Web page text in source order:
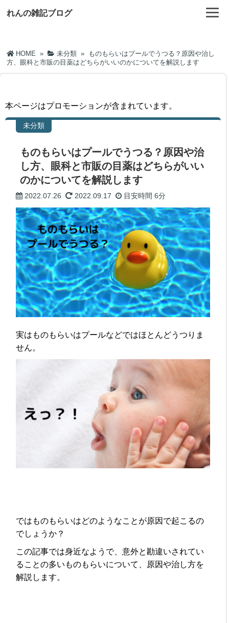
れんの雑記ブログ
HOME » 未分類 »
ものもらいはプールでうつる？原因や治し
方、眼科と市販の目薬はどちらがいいのかについてを解説します
本ページはプロモーションが含まれています。
未分類
ものもらいはプールでうつる？原因や治
し方、眼科と市販の目薬はどちらがいい
のかについてを解説します
2022.07.26 2022.09.17 目安時間6分
実はものもらいはプールなどではほとんどうつりま
せん。
ではものもらいはどのようなことが原因で起こるの
でしょうか？
この記事では身近なようで、意外と勘違いされてい
ることの多いものもらいについて、原因や治し方を
解説します。